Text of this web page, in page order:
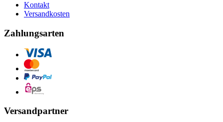
Kontakt
Versandkosten
Zahlungsarten
Versandpartner